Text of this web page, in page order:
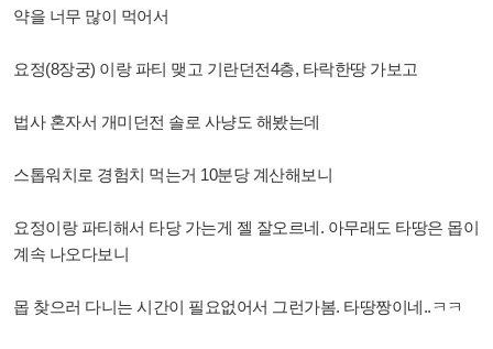
약을 너무 많이 먹어서
요정(8장궁) 이랑 파티 맺고 기란던전4층, 타락한땅 가보고
법사 혼자서 개미던전 솔로 사냥도 해봤는데
스톱워치로 경험치 먹는거 10분당 계산해보니
요정이랑 파티해서 타당 가는게 젤 잘오르네. 아무래도 타땅은 몹이
계속 나오다보니
몹 찾으러 다니는 시간이 필요없어서 그런가봄. 타땅짱이네..ㅋㅋ